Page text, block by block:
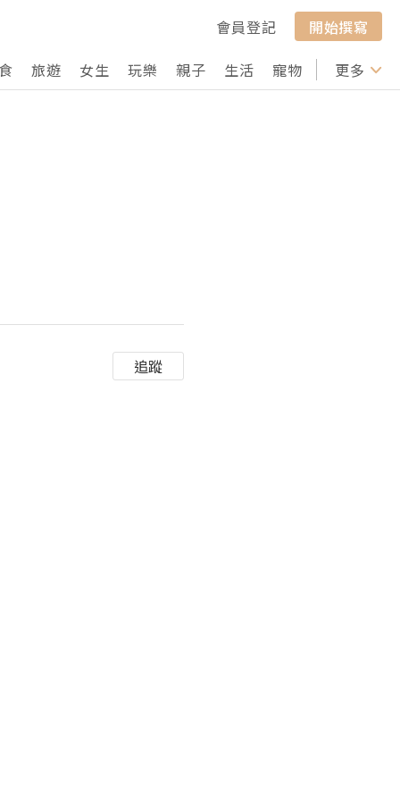
會員登記
開始撰寫
旅遊 女生 玩樂 親子 生活 寵物 行山 打卡
更多
追蹤